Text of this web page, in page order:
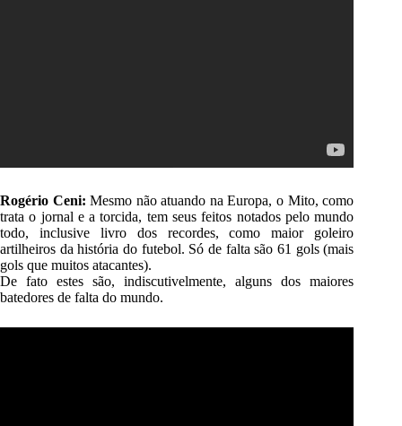
Rogério Ceni:Mesmo não atuando na Europa, o Mito, como
trata o jornal e a torcida, tem seus feitos notados pelo mundo
todo, inclusive livro dos recordes, como maior goleiro
artilheiros da história do futebol. Só de falta são 61 gols (mais
gols que muitos atacantes).
De fato estes são, indiscutivelmente, alguns dos maiores
batedores de falta do mundo.